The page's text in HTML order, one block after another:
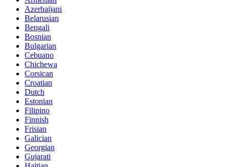
Azerbaijani
Belarusian
Bengali
Bosnian
Bulgarian
Cebuano
Chichewa
Corsican
Croatian
Dutch
Estonian
Filipino
Finnish
Frisian
Galician
Georgian
Gujarati